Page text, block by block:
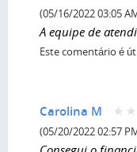
(05/16/2022 03:05
A equipe de
Este comentário é
Carolina M
(05/20/2022 02:57